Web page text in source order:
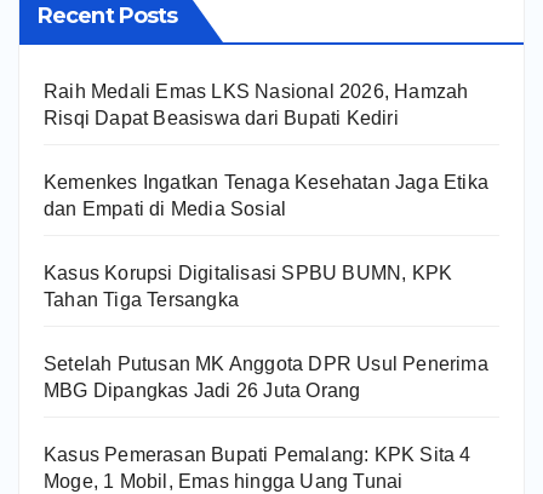
Recent Posts
Raih Medali Emas LKS Nasional 2026, Hamzah
Risqi Dapat Beasiswa dari Bupati Kediri
Kemenkes Ingatkan Tenaga Kesehatan Jaga Etika
dan Empati di Media Sosial
Kasus Korupsi Digitalisasi SPBU BUMN, KPK
Tahan Tiga Tersangka
Setelah Putusan MK Anggota DPR Usul Penerima
MBG Dipangkas Jadi 26 Juta Orang
Kasus Pemerasan Bupati Pemalang: KPK Sita 4
Moge, 1 Mobil, Emas hingga Uang Tunai